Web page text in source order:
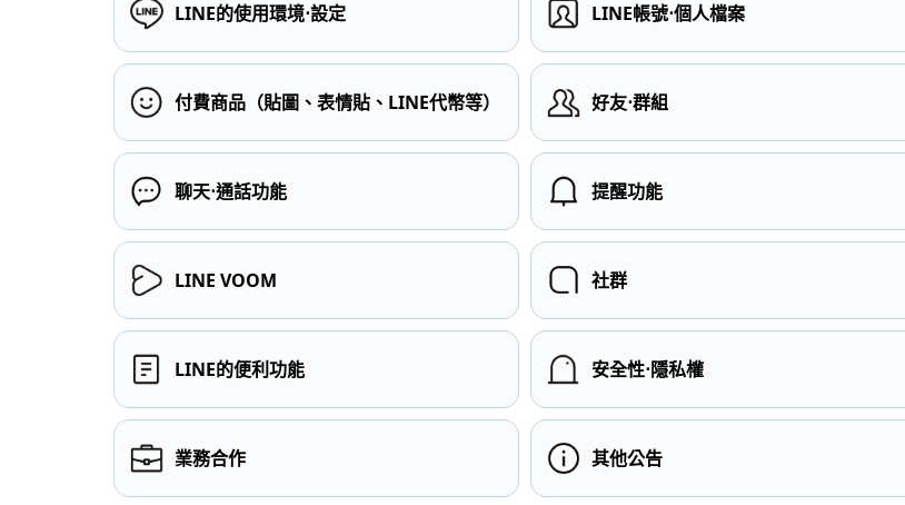
LINE的使用環境⋅設定 LINE帳號⋅個人檔案
付費商品（貼圖、表情貼、LINE代幣等） 好友⋅群組
聊天⋅通話功能 提醒功能
LINE VOOM 社群
LINE的便利功能 安全性⋅隱私權
業務合作 其他公告